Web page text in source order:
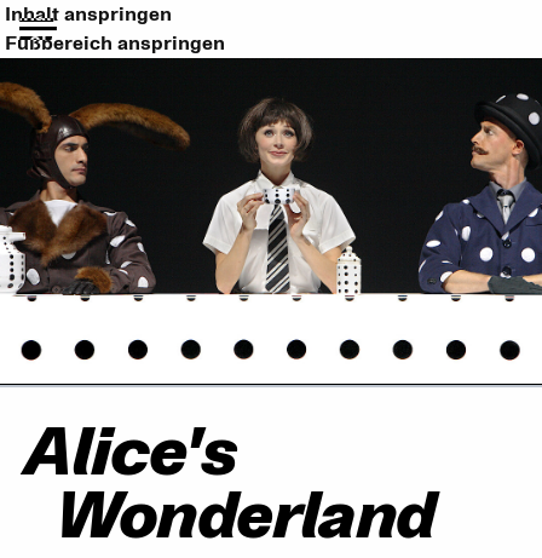
Inhalt anspringen
Fußbereich anspringen
Alice's
Wonderland